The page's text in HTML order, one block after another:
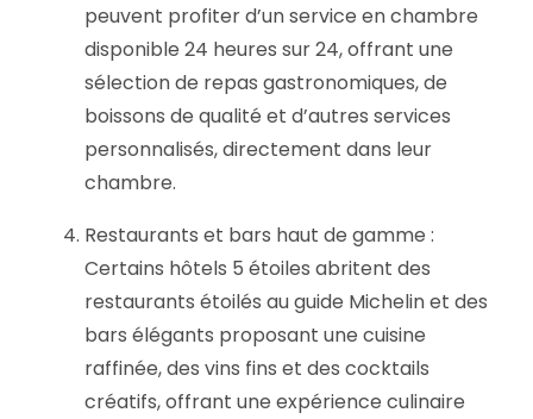
peuvent profiter d’un service en chambre
disponible 24 heures sur 24, offrant une
sélection de repas gastronomiques, de
boissons de qualité et d’autres services
personnalisés, directement dans leur
chambre.
Restaurants et bars haut de gamme :
Certains hôtels 5 étoiles abritent des
restaurants étoilés au guide Michelin et des
bars élégants proposant une cuisine
raffinée, des vins fins et des cocktails
créatifs, offrant une expérience culinaire